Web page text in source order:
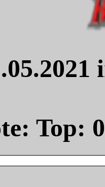
Top: 0